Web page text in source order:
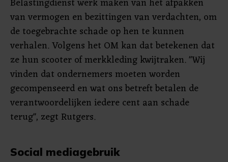
van vermogen en bezittingen van verdachten, om
de toegebrachte schade op hen te kunnen
verhalen. Volgens het OM kan dat betekenen dat
ze hun scooter of merkkleding kwijtraken. "Wij
vinden dat ondernemers moeten worden
gecompenseerd en wat ons betreft betalen de
verantwoordelijken iedere cent aan schade
terug", zegt Rutgers.
Social mediagebruik